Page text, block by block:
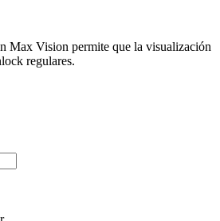
Max Vision permite que la visualización
regulares.